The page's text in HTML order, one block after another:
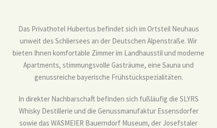
Das Privathotel Hubertus befindet sich im Ortsteil Neuhaus
unweit des Schliersees an der Deutschen Alpenstraße. Wir
bieten Ihnen komfortable Zimmer im Landhausstil und moderne
Apartments, stimmungsvolle Gasträume, eine Sauna und
genussreiche bayerische Frühstückspezialitäten.
In direkter Nachbarschaft befinden sich fußläufig die SLYRS
Whisky Destillerie und die Genussmanufaktur Essensdorfer
sowie das WASMEIER Bauerndorf Museum, der Josefstaler